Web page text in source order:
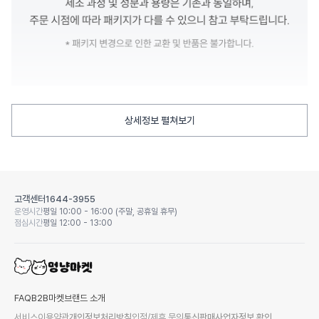
상세정보 펼쳐보기
고객센터1644-3955
운영시간평일 10:00 - 16:00 (주말, 공휴일 휴무)
점심시간평일 12:00 - 13:00
FAQB2B마켓 브랜드 소개
서비스이용약관개인정보처리방침입점/제휴 문의통신판매사업자정보 확인